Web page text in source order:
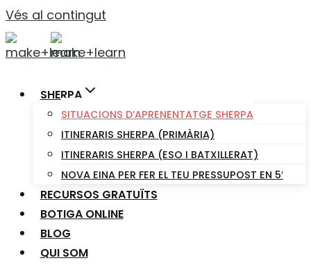
Vés al contingut
SHERPA
SITUACIONS D’APRENENTATGE SHERPA
ITINERARIS SHERPA (PRIMÀRIA)
ITINERARIS SHERPA (ESO I BATXILLERAT)
NOVA EINA PER FER EL TEU PRESSUPOST EN 5′
RECURSOS GRATUÏTS
BOTIGA ONLINE
BLOG
QUI SOM